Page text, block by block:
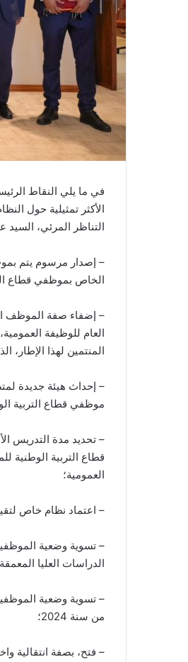
في ما يلي النقاط
الأكثر تمثيلية حول
التناظر المرئي،
الخاص بموظفي قطاع
– إضفاء صفة الموظف
العام للوظيفة
المنتمين لهذا الإطار،
– إحداث هيئة جديدة
موظفي قطاع التربية
– تحديد مدة التدريس
قطاع التربية الوطنية
العمومية؛
– اعتماد نظام خاص
– تسوية وضعية
الدراسات العليا
– تسوية وضعية
من سنة 2024؛